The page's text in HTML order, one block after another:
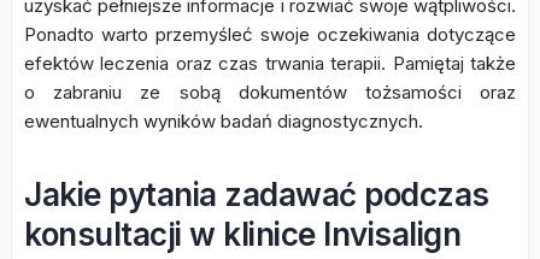
uzyskać pełniejsze informacje i rozwiać swoje wątpliwości.
Ponadto warto przemyśleć swoje oczekiwania dotyczące
efektów leczenia oraz czas trwania terapii. Pamiętaj także
o zabraniu ze sobą dokumentów tożsamości oraz
ewentualnych wyników badań diagnostycznych.
Jakie pytania zadawać podczas
konsultacji w klinice Invisalign